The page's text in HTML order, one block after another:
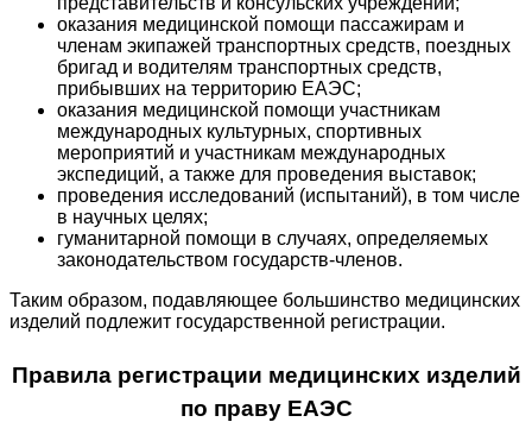
оказания медицинской помощи пассажирам и
членам экипажей транспортных средств, поездных
бригад и водителям транспортных средств,
прибывших на территорию ЕАЭС;
оказания медицинской помощи участникам
международных культурных, спортивных
мероприятий и участникам международных
экспедиций, а также для проведения выставок;
проведения исследований (испытаний), в том числе
в научных целях;
гуманитарной помощи в случаях, определяемых
законодательством государств-членов.
Таким образом, подавляющее большинство медицинских
изделий подлежит государственной регистрации.
Правила регистрации медицинских изделий
по праву ЕАЭС